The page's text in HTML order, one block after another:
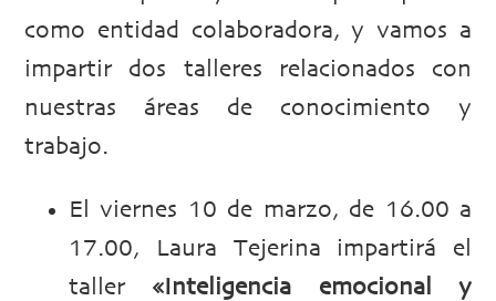
como entidad colaboradora, y vamos a
impartir dos talleres relacionados con
nuestras áreas de conocimiento y
trabajo.
El viernes 10 de marzo, de 16.00 a
17.00, Laura Tejerina impartirá el
taller «Inteligencia emocional y